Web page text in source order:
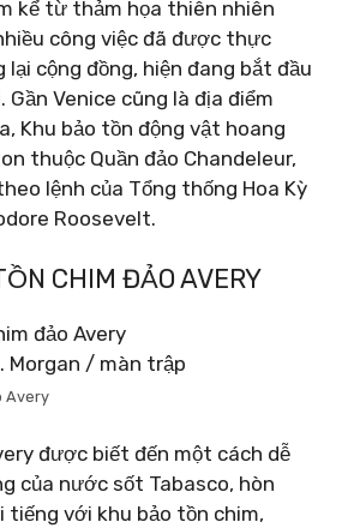
kể từ thảm họa thiên nhiên
công việc đã được thực
lại cộng đồng, hiện đang bắt đầu
Venice cũng là địa điểm
Khu bảo tồn động vật hoang
thuộc Quần đảo Chandeleur,
lệnh của Tổng thống Hoa Kỳ
Roosevelt.
CHIM ĐẢO AVERY
Morgan / màn trập
Avery
được biết đến một cách dễ
của nước sốt Tabasco, hòn
tiếng với khu bảo tồn chim,